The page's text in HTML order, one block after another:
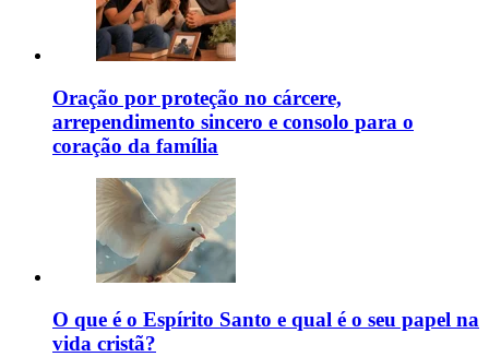
Oração por proteção no cárcere,
arrependimento sincero e consolo para o
coração da família
O que é o Espírito Santo e qual é o seu papel na
vida cristã?